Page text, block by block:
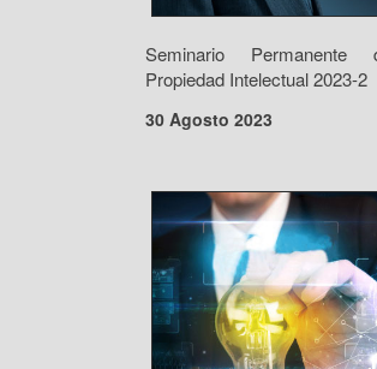
Seminario Permanente
Propiedad Intelectual 2023-2
30 Agosto 2023